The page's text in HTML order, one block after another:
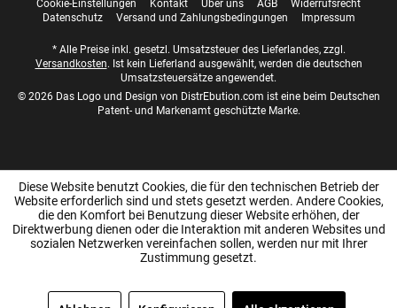
Cookie-Einstellungen Kontakt Über uns AGB
Widerrufsrecht
Datenschutz
Versand und Zahlungsbedingungen Impressum
* Alle Preise inkl. gesetzl. Umsatzsteuer des Lieferlandes, zzgl.
Versandkosten. Ist kein Lieferland ausgewählt, werden die deutschen
Umsatzsteuersätze angewendet.
© 2026 Das Logo und Design von DistrEbution.com ist eine beim Deutschen
Patent- und Markenamt geschützte Marke.
Diese Website benutzt Cookies, die für den technischen Betrieb der
Website erforderlich sind und stets gesetzt werden. Andere Cookies,
die den Komfort bei Benutzung dieser Website erhöhen, der
Direktwerbung dienen oder die Interaktion mit anderen Websites und
sozialen Netzwerken vereinfachen sollen, werden nur mit Ihrer
Zustimmung gesetzt.
SEHR GUT (4.99 / 5)